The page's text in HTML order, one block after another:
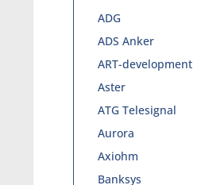
ADG
ADS Anker
ART-development
Aster
ATG Telesignal
Aurora
Axiohm
Banksys